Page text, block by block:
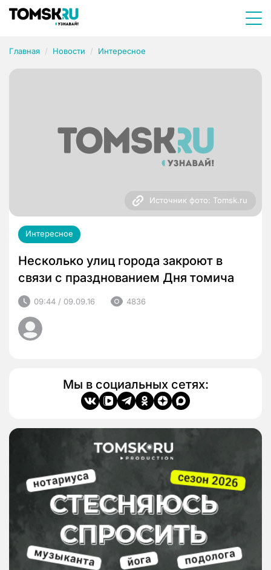
Главная Новости Интересное
Источник фото: Tomsk.ru
Интересное
Несколько улиц города закроют в
связи с празднованием Дня томича
09:44 / 09.09.16 4836
Мы в социальных сетях: